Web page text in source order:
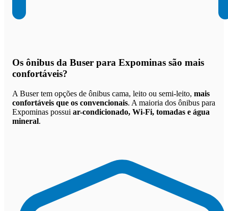
Os ônibus da Buser para Expominas são mais
confortáveis?
A Buser tem opções de ônibus cama, leito ou semi-leito, mais
confortáveis que os convencionais. A maioria dos ônibus para
Expominas possui ar-condicionado, Wi-Fi, tomadas e água
mineral.